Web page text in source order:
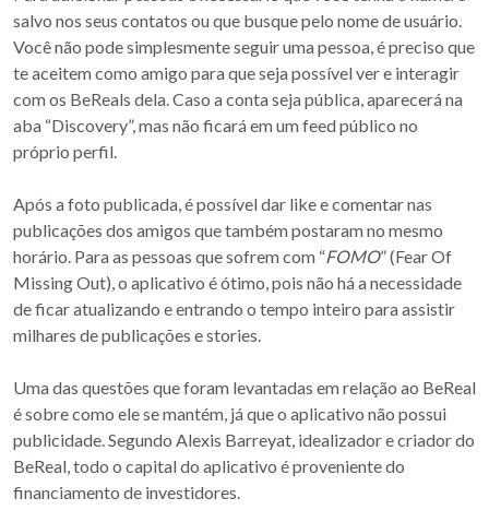
salvo nos seus contatos ou que busque pelo nome de usuário.
Você não pode simplesmente seguir uma pessoa, é preciso que
te aceitem como amigo para que seja possível ver e interagir
com os BeReals dela. Caso a conta seja pública, aparecerá na
aba “Discovery”, mas não ficará em um feed público no
próprio perfil.
Após a foto publicada, é possível dar like e comentar nas
publicações dos amigos que também postaram no mesmo
horário. Para as pessoas que sofrem com “FOMO” (Fear Of
Missing Out), o aplicativo é ótimo, pois não há a necessidade
de ficar atualizando e entrando o tempo inteiro para assistir
milhares de publicações e stories.
Uma das questões que foram levantadas em relação ao BeReal
é sobre como ele se mantém, já que o aplicativo não possui
publicidade. Segundo Alexis Barreyat, idealizador e criador do
BeReal, todo o capital do aplicativo é proveniente do
financiamento de investidores.